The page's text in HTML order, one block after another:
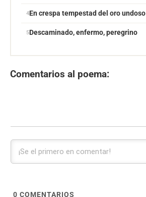
En crespa tempestad del oro undoso
Descaminado, enfermo, peregrino
Comentarios al poema:
0 COMENTARIOS